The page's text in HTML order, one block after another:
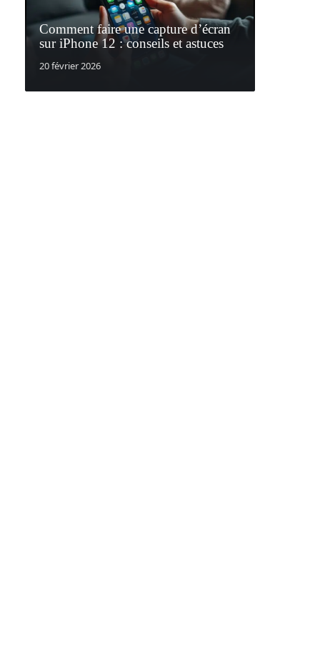
Comment faire une capture d’écran
sur iPhone 12 : conseils et astuces
20 février 2026